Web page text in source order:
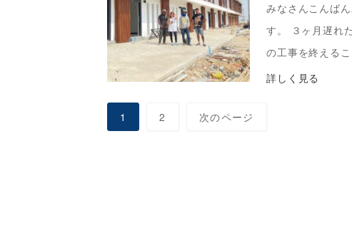
みなさんこんば
す。 ３ヶ月遅れ
の工事を終える
頼しているキッ
詳しく見る
1 2 次のページ